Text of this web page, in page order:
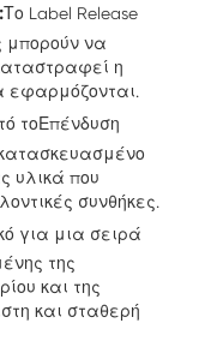
Το Label Release
μπορούν να
η
εφαρμόζονται.
τοΕπένδυση
υλικά που
συνθήκες.
για μια σειρά
της
και της
και σταθερή